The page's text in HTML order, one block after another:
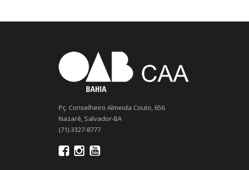
Pç. Conselheiro Almeida Couto, 656
Nazaré, Salvador-BA
(71) 3327-8777